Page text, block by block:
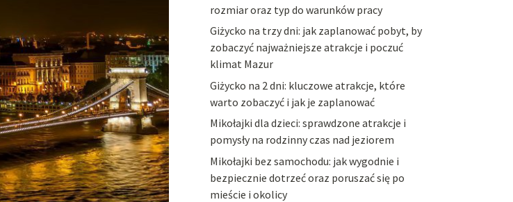
rozmiar oraz typ do warunków pracy
Giżycko na trzy dni: jak zaplanować pobyt, by
zobaczyć najważniejsze atrakcje i poczuć
klimat Mazur
Giżycko na 2 dni: kluczowe atrakcje, które
warto zobaczyć i jak je zaplanować
Mikołajki dla dzieci: sprawdzone atrakcje i
pomysły na rodzinny czas nad jeziorem
Mikołajki bez samochodu: jak wygodnie i
bezpiecznie dotrzeć oraz poruszać się po
mieście i okolicy